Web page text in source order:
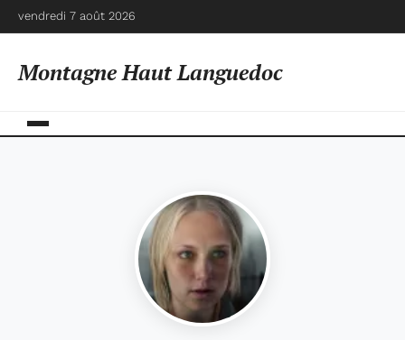
vendredi 7 août 2026
Montagne Haut Languedoc